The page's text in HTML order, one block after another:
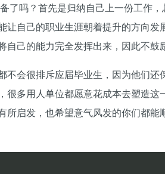
了吗？首先是归纳自己上一份工作
让自己的职业生涯朝着提升的方向
自己的能力完全发挥出来，因此不鼓
不会很排斥应届毕业生，因为他们
很多用人单位都愿意花成本去塑造
所启发，也希望意气风发的你们都能